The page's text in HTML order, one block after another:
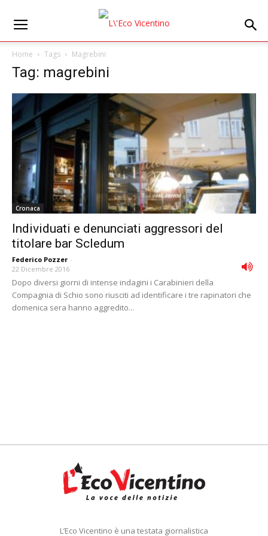
Home Tags Magrebini
Tag: magrebini
Cronaca
Individuati e denunciati aggressori del
titolare bar Scledum
Federico Pozzer -
22 Dicembre 2016
Dopo diversi giorni di intense indagini i Carabinieri della
Compagnia di Schio sono riusciti ad identificare i tre rapinatori che
domenica sera hanno aggredito...
L’Eco Vicentino è una testata giornalistica